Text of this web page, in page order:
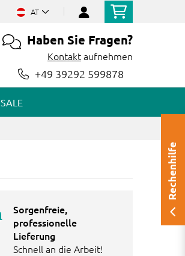
AT
Haben Sie Fragen?
Kontaktaufnehmen
+49 39292 599878
SALE
Sorgenfreie,
professionelle
Lieferung
Schnell an die Arbeit!
Rechenhilfe